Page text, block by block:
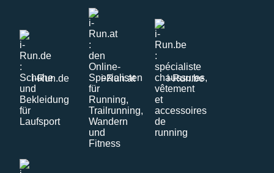
i-Run.de i-Run.at i-Run.be